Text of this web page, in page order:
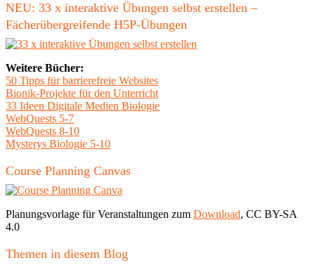
NEU: 33 x interaktive Übungen selbst erstellen –
Fächerübergreifende H5P-Übungen
Weitere Bücher:
50 Tipps für barrierefreie Websites
Bionik-Projekte für den Unterricht
33 Ideen Digitale Medien Biologie
WebQuests 5-7
WebQuests 8-10
Mysterys Biologie 5-10
Course Planning Canvas
Planungsvorlage für Veranstaltungen zum Download, CC BY-SA
4.0
Themen in diesem Blog